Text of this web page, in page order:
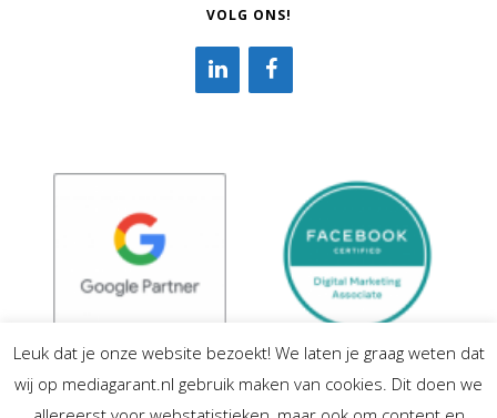
VOLG ONS!
Leuk dat je onze website bezoekt! We laten je graag weten dat
wij op mediagarant.nl gebruik maken van cookies. Dit doen we